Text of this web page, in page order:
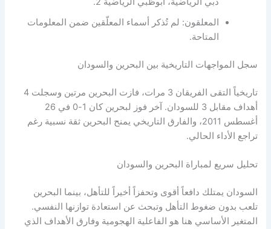
المعلقون: لم تُذكر أسماء المعلّقين ضمن المعلومات
التاريخية بين البحرين والسودان
تاريخياً التقى الفريقان 3 مرات، فازت البحرين مرتين وسجلت 4
أهداف مقابل 3 للسودان. آخر فوز لبحرين كان 1-0 في 26
أغسطس 2011، والفارق التاريخي يمنح البحرين ثقة نسبية رغم
الأداء الحالي.
سريع لمباراة البحرين والسودان
يمتلك دافعاً أقوى وتحفزاً أخيراً للتأهل، بينما البحرين
بدون ضغوط التأهل وتبحث عن استعادة توازنها النفسي.
الأساسي هنا هو الفاعلية الهجومية وفارق الأهداف الذي